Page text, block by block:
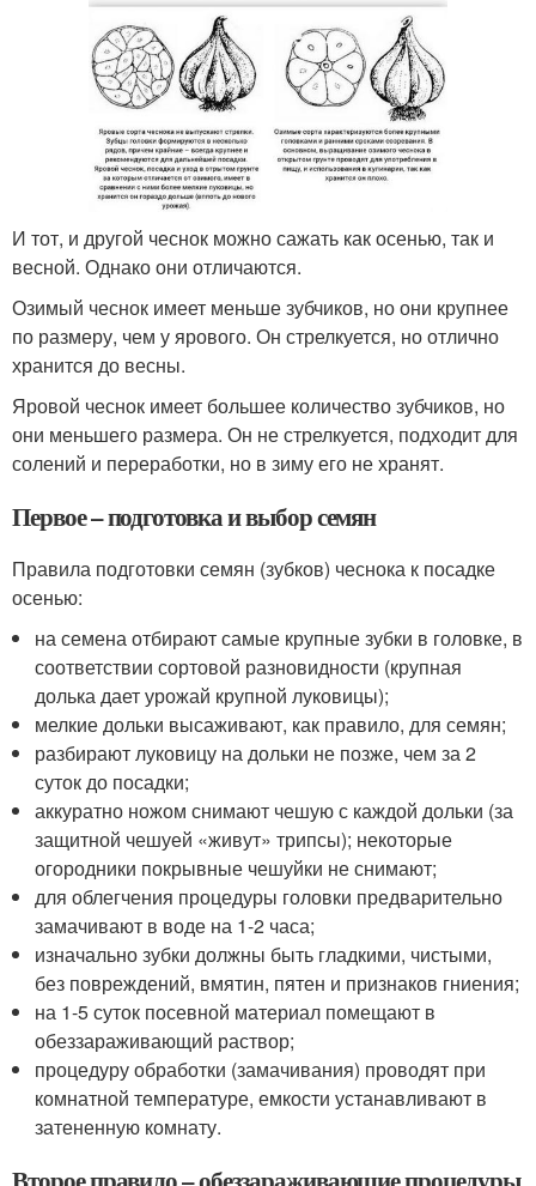
И тот, и другой чеснок можно сажать как осенью, так и
весной. Однако они отличаются.
Озимый чеснок имеет меньше зубчиков, но они крупнее
по размеру, чем у ярового. Он стрелкуется, но отлично
хранится до весны.
Яровой чеснок имеет большее количество зубчиков, но
они меньшего размера. Он не стрелкуется, подходит для
солений и переработки, но в зиму его не хранят.
Первое – подготовка и выбор семян
Правила подготовки семян (зубков) чеснока к посадке
осенью:
на семена отбирают самые крупные зубки в головке, в
соответствии сортовой разновидности (крупная
долька дает урожай крупной луковицы);
мелкие дольки высаживают, как правило, для семян;
разбирают луковицу на дольки не позже, чем за 2
суток до посадки;
аккуратно ножом снимают чешую с каждой дольки (за
защитной чешуей «живут» трипсы); некоторые
огородники покрывные чешуйки не снимают;
для облегчения процедуры головки предварительно
замачивают в воде на 1-2 часа;
изначально зубки должны быть гладкими, чистыми,
без повреждений, вмятин, пятен и признаков гниения;
на 1-5 суток посевной материал помещают в
обеззараживающий раствор;
процедуру обработки (замачивания) проводят при
комнатной температуре, емкости устанавливают в
затененную комнату.